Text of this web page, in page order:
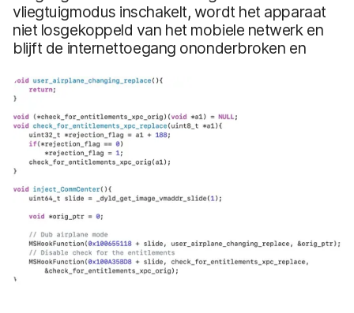
vliegtuigmodus inschakelt, wordt het apparaat
niet losgekoppeld van het mobiele netwerk en
blijft de internettoegang ononderbroken en